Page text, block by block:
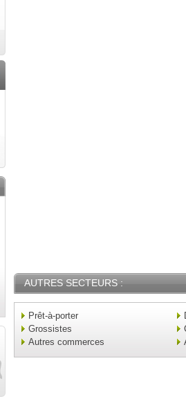
AUTRES SECTEURS :
Prêt-à-porter
Grossistes
Autres commerces